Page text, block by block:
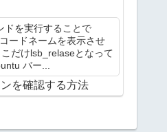
ドを実行することで
ードネームを表示させ
だけlsb_relaseとなって
バー...
を確認する方法